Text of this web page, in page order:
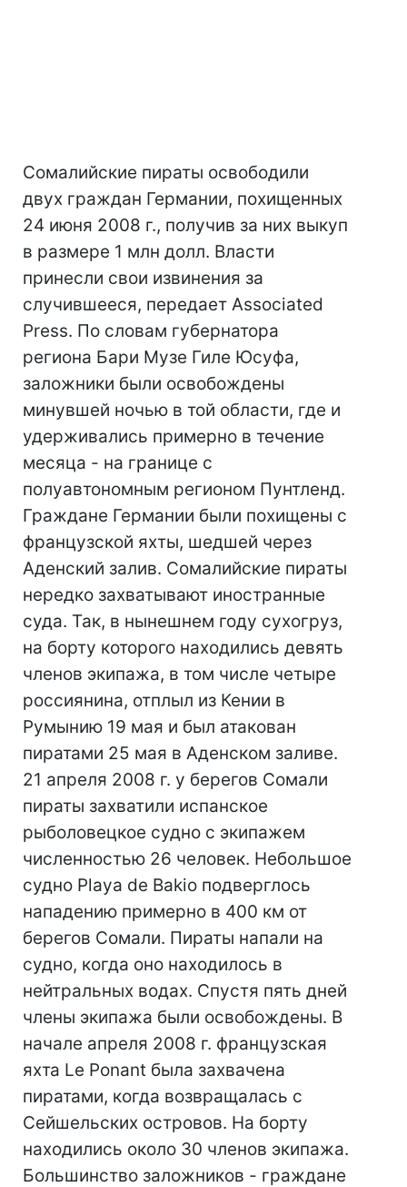
Сомалийские пираты освободили
двух граждан Германии, похищенных
24 июня 2008 г., получив за них выкуп
в размере 1 млн долл. Власти
принесли свои извинения за
случившееся, передает Associated
Press. По словам губернатора
региона Бари Музе Гиле Юсуфа,
заложники были освобождены
минувшей ночью в той области, где и
удерживались примерно в течение
месяца - на границе с
полуавтономным регионом Пунтленд.
Граждане Германии были похищены с
французской яхты, шедшей через
Аденский залив. Сомалийские пираты
нередко захватывают иностранные
суда. Так, в нынешнем году сухогруз,
на борту которого находились девять
членов экипажа, в том числе четыре
россиянина, отплыл из Кении в
Румынию 19 мая и был атакован
пиратами 25 мая в Аденском заливе.
21 апреля 2008 г. у берегов Сомали
пираты захватили испанское
рыболовецкое судно с экипажем
численностью 26 человек. Небольшое
судно Playa de Bakio подверглось
нападению примерно в 400 км от
берегов Сомали. Пираты напали на
судно, когда оно находилось в
нейтральных водах. Спустя пять дней
члены экипажа были освобождены. В
начале апреля 2008 г. французская
яхта Le Ponant была захвачена
пиратами, когда возвращалась с
Сейшельских островов. На борту
находились около 30 членов экипажа.
Большинство заложников - граждане